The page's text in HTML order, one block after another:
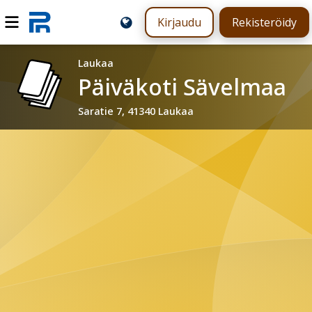
Kirjaudu Rekisteröidy
Laukaa
Päiväkoti Sävelmaa
Saratie 7, 41340 Laukaa